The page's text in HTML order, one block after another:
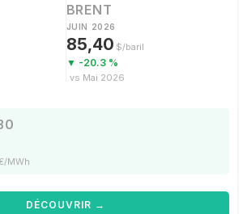
BRENT
JUIN 2026
85,40 $/baril
▼ -20.3 %
vs Mai 2026
MWh
DÉCOUVRIR →